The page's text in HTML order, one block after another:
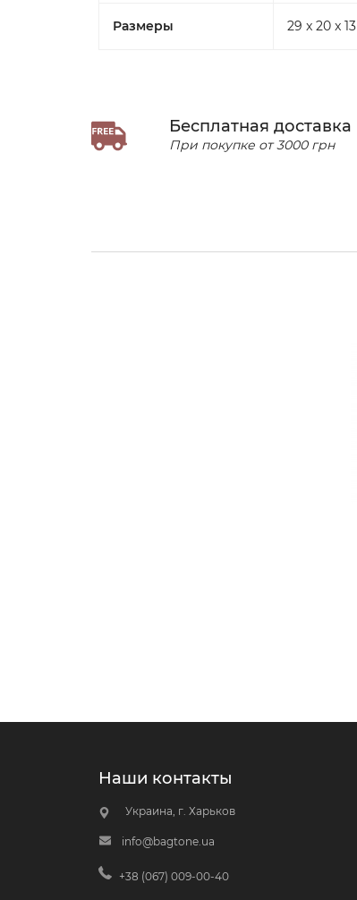
Размеры 29 x 20 x 13
Бесплатная доставка
При покупке от 3000 грн
Наши контакты
Украина, г. Харьков
info@bagtone.ua
+38 (067) 009-00-40